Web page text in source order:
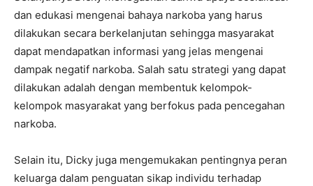
dan edukasi mengenai bahaya narkoba yang harus
dilakukan secara berkelanjutan sehingga masyarakat
dapat mendapatkan informasi yang jelas mengenai
dampak negatif narkoba. Salah satu strategi yang dapat
dilakukan adalah dengan membentuk kelompok-
kelompok masyarakat yang berfokus pada pencegahan
narkoba.
Selain itu, Dicky juga mengemukakan pentingnya peran
keluarga dalam penguatan sikap individu terhadap